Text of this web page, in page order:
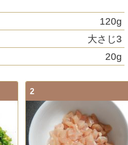
120g
大さじ3
20g
2